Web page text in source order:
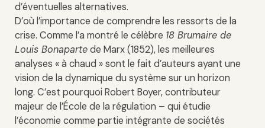
d’éventuelles alternatives.
D’où l’importance de comprendre les ressorts de la
crise. Comme l’a montré le célèbre 18 Brumaire de
Louis Bonapartede Marx (1852), les meilleures
analyses « à chaud » sont le fait d’auteurs ayant une
vision de la dynamique du système sur un horizon
long. C’est pourquoi Robert Boyer, contributeur
majeur de l’École de la régulation – qui étudie
l’économie comme partie intégrante de sociétés